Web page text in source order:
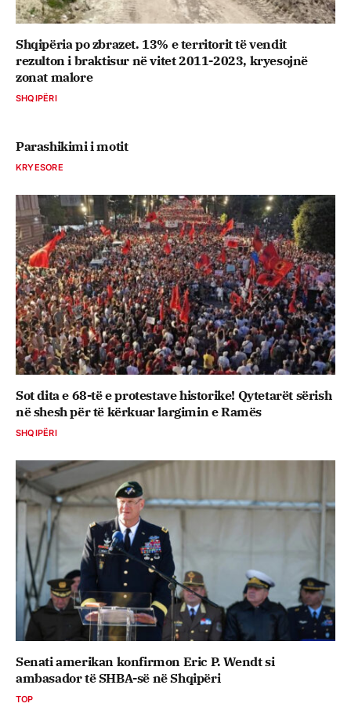
Shqipëria po zbrazet. 13% e territorit të vendit
rezulton i braktisur në vitet 2011-2023, kryesojnë
zonat malore
SHQIPËRI
Parashikimi i motit
KRYESORE
Sot dita e 68-të e protestave historike! Qytetarët sërish
në shesh për të kërkuar largimin e Ramës
SHQIPËRI
Senati amerikan konfirmon Eric P. Wendt si
ambasador të SHBA-së në Shqipëri
TOP